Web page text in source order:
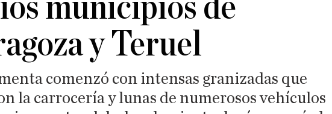
municipios de
y Teruel
comenzó con intensas granizadas que
la carrocería y lunas de numerosos vehículos